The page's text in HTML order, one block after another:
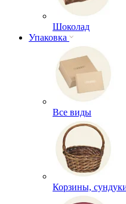
Шоколад
Упаковка
Все виды
Корзины,